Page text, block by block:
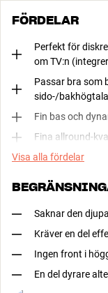
FÖRDELAR
Perfekt för
om TV:n
Passar bra som
sido-/
Fin bas och
Fina allround-
Visa alla fördelar
Saknar den
Kräver en del
Ingen front i
En del dyrare